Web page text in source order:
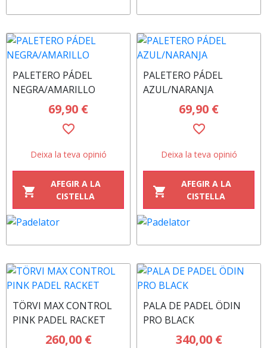
PALETERO PÁDEL
NEGRA/AMARILLO
69,90 €
favorite_border
Deixa la teva opinió
shopping_cart
AFEGIR A LA
CISTELLA
PALETERO PÁDEL
AZUL/NARANJA
69,90 €
favorite_border
Deixa la teva opinió
shopping_cart
AFEGIR A LA
CISTELLA
TÖRVI MAX CONTROL
PINK PADEL RACKET
260,00 €
PALA DE PADEL ÖDIN
PRO BLACK
340,00 €